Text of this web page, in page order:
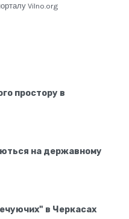
Vilno.org
простору в
на державному
в Черкасах